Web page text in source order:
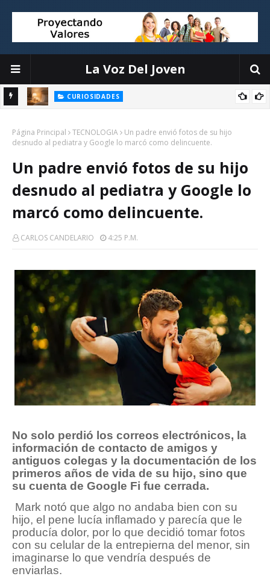
La Voz Del Joven
CURIOSIDADES
complicaciones
Página Principal TECNOLOGIA
Un padre envió fotos de su hijo
desnudo al pediatra y Google lo marcó como delincuente.
Un padre envió fotos de su hijo
desnudo al pediatra y Google lo
marcó como delincuente.
CARLOS CANDELARIO 4:25 P.m.
No solo perdió los correos electrónicos, la
información de contacto de amigos y
antiguos colegas y la documentación de los
primeros años de vida de su hijo, sino que
su cuenta de Google Fi fue cerrada.
Mark notó que algo no andaba bien con su
hijo, el pene lucía inflamado y parecía que le
producía dolor, por lo que decidió tomar fotos
con su celular de la entrepierna del menor, sin
imaginarse lo que vendría después de
enviarlas.